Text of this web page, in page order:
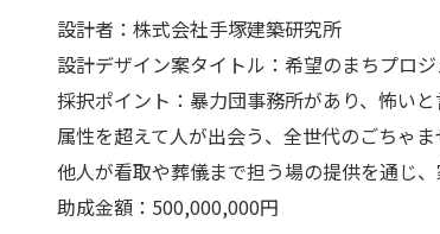
設計者：株式会社手塚建築研究所
設計デザイン案タイトル：希望のまちプロ
採択ポイント：暴力団事務所があり、怖い
属性を超えて人が出会う、全世代のごちゃ
他人が看取や葬儀まで担う場の提供を通じ
助成金額：500,000,000円